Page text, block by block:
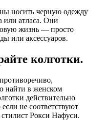
носить черную одежду
или атласа. Они
жизнь — просто
или аксессуаров.
колготки.
найти в женском
действительно
не соответствуют
Рокси Нафуси.